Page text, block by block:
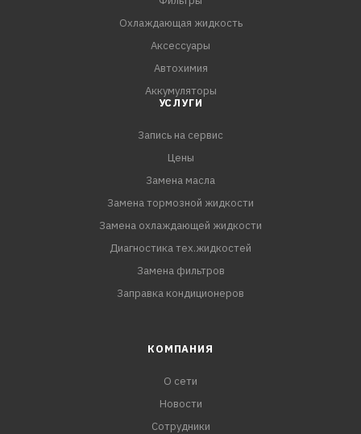
Охлаждающая жидкость
Аксессуары
Автохимия
Аккумуляторы
УСЛУГИ
Запись на сервис
Цены
Замена масла
Замена тормозной жидкости
Замена охлаждающей жидкости
Диагностика тех.жидкостей
Замена фильтров
Заправка кондиционеров
КОМПАНИЯ
О сети
Новости
Сотрудники